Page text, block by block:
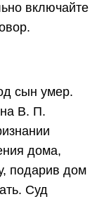
включайте
сын умер.
В. П.
дома,
подарив дом
Суд